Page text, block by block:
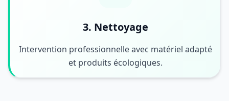
3. Nettoyage
Intervention professionnelle avec matériel adapté
et produits écologiques.